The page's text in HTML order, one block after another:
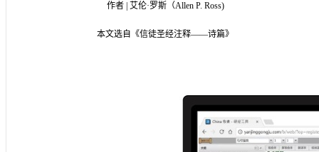
作者 | 艾伦·罗斯（Allen P. Ross)
本文选自《信徒圣经注释——诗篇》